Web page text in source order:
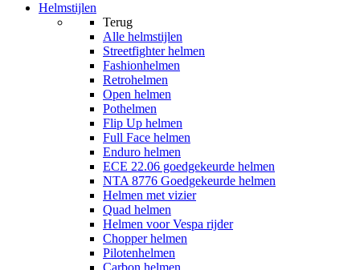
Helmstijlen
Terug
Alle helmstijlen
Streetfighter helmen
Fashionhelmen
Retrohelmen
Open helmen
Pothelmen
Flip Up helmen
Full Face helmen
Enduro helmen
ECE 22.06 goedgekeurde helmen
NTA 8776 Goedgekeurde helmen
Helmen met vizier
Quad helmen
Helmen voor Vespa rijder
Chopper helmen
Pilotenhelmen
Carbon helmen